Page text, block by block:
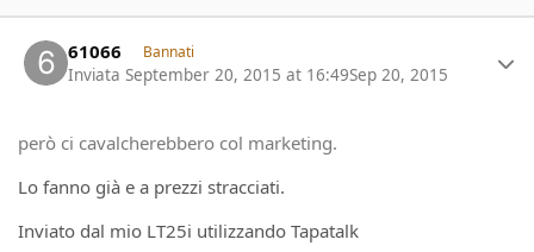
61066 Bannati
Inviata September 20, 2015 at 16:49Sep 20, 2015
però ci cavalcherebbero col marketing.
Lo fanno già e a prezzi stracciati.
Inviato dal mio LT25i utilizzando Tapatalk